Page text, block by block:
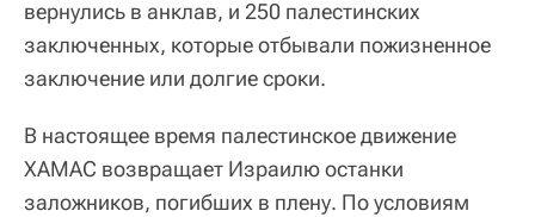
вернулись в анклав, и 250 палестинских
заключенных, которые отбывали пожизненное
заключение или долгие сроки.
В настоящее время палестинское движение
ХАМАС возвращает Израилю останки
заложников, погибших в плену. По условиям